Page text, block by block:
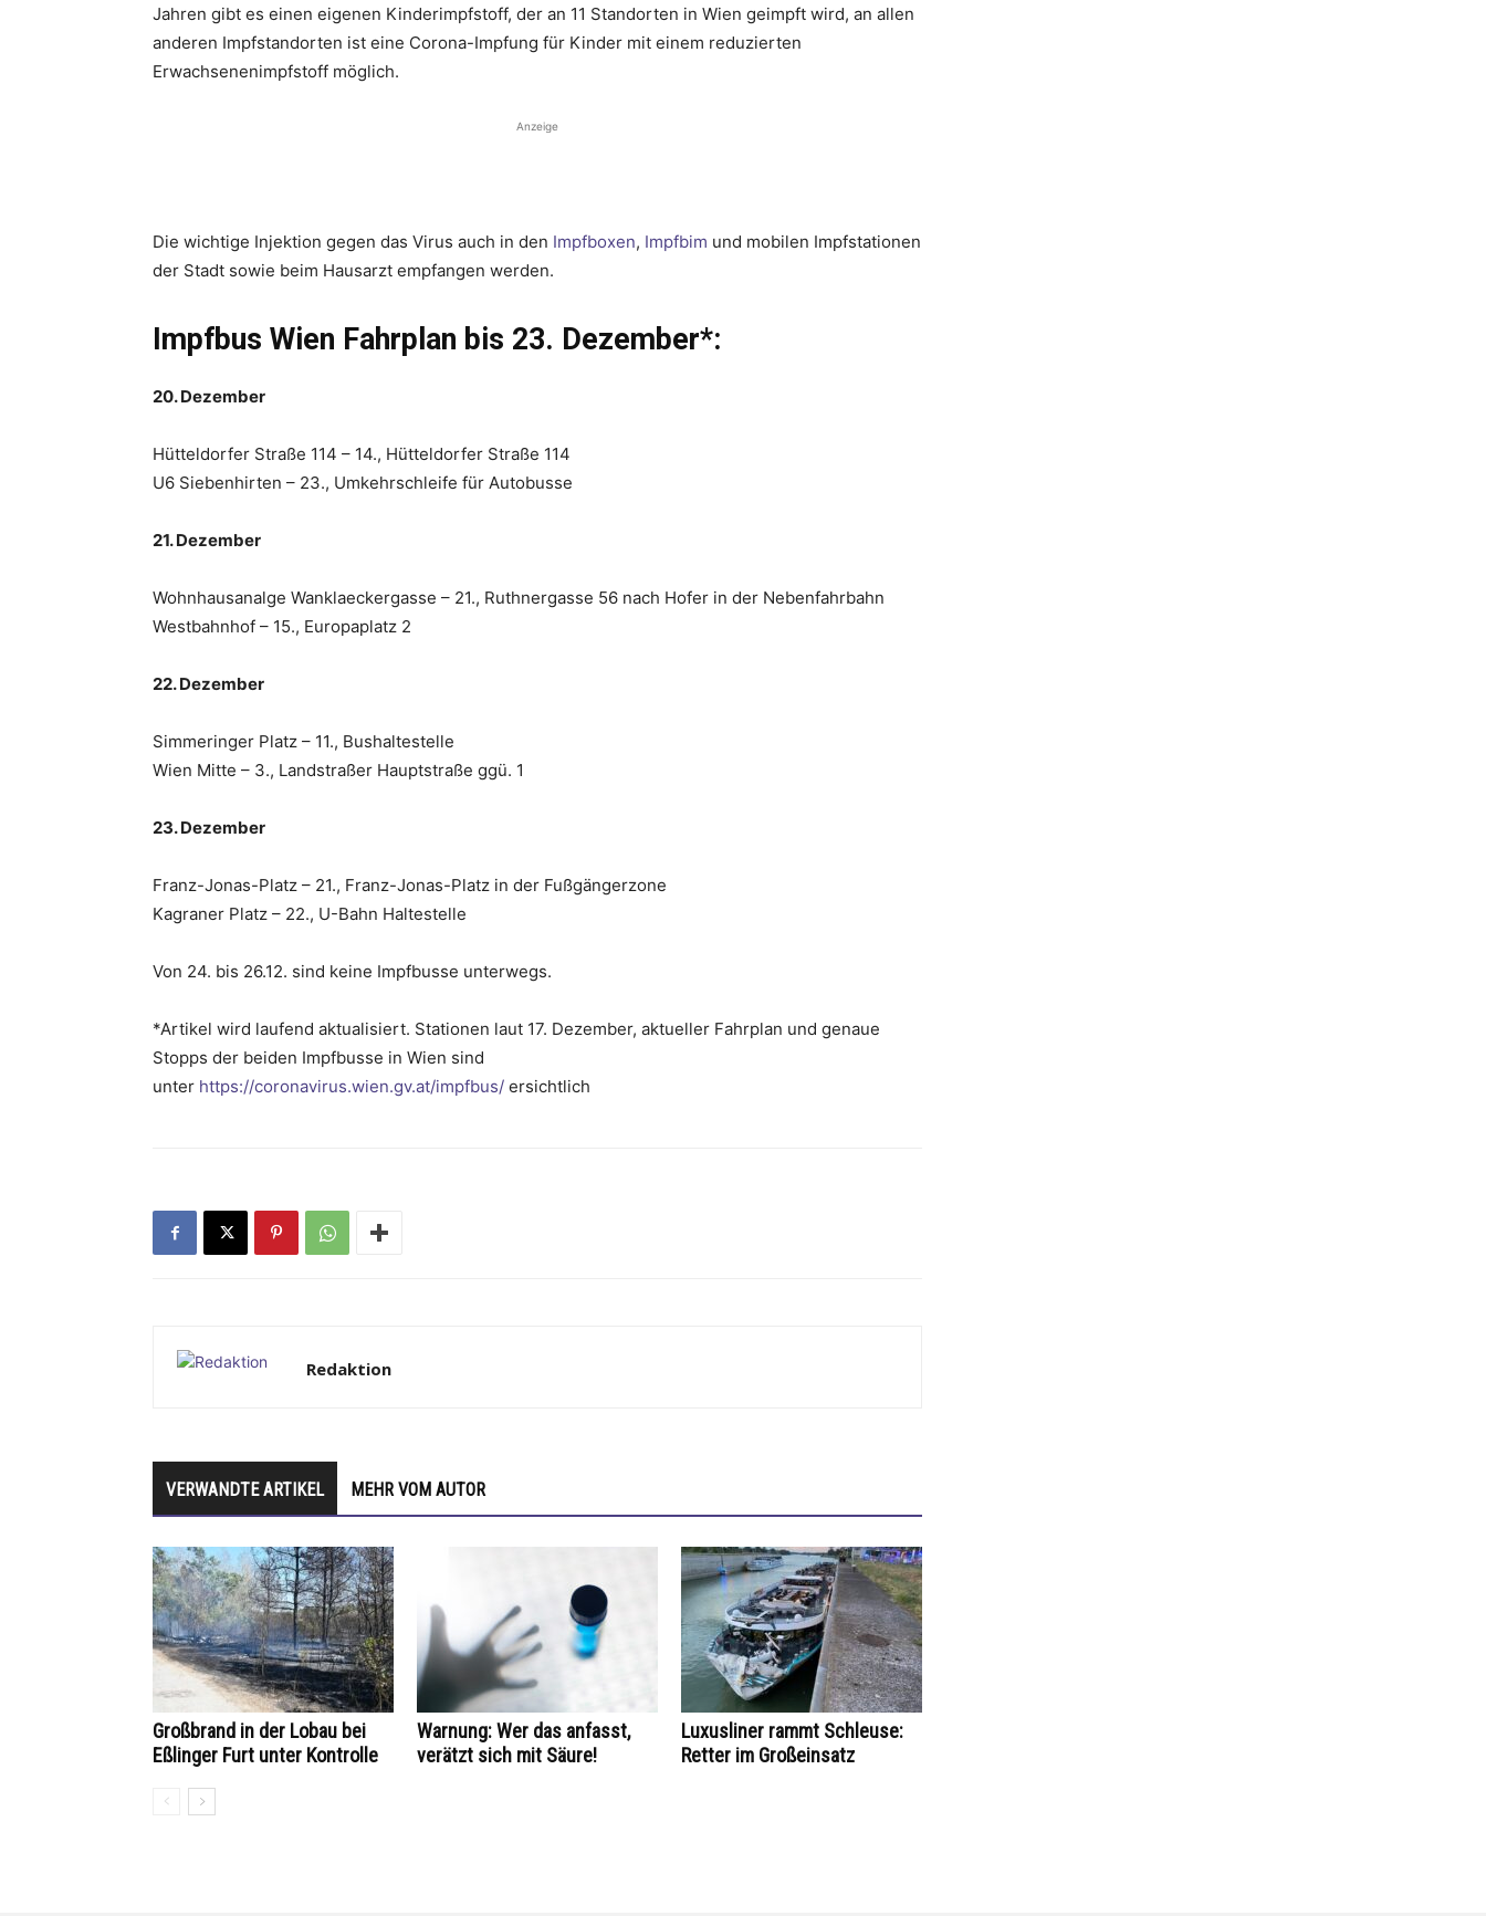
Jahren gibt es einen eigenen Kinderimpfstoff, der an 11 Standorten in Wien geimpft wird, an allen
anderen Impfstandorten ist eine Corona-Impfung für Kinder mit einem reduzierten
Erwachsenenimpfstoff möglich.
Anzeige
Die wichtige Injektion gegen das Virus auch in den Impfboxen, Impfbim und mobilen Impfstationen
der Stadt sowie beim Hausarzt empfangen werden.
Impfbus Wien Fahrplan bis 23. Dezember*:
20. Dezember
Hütteldorfer Straße 114 – 14., Hütteldorfer Straße 114
U6 Siebenhirten – 23., Umkehrschleife für Autobusse
21. Dezember
Wohnhausanalge Wanklaeckergasse – 21., Ruthnergasse 56 nach Hofer in der Nebenfahrbahn
Westbahnhof – 15., Europaplatz 2
22. Dezember
Simmeringer Platz – 11., Bushaltestelle
Wien Mitte – 3., Landstraßer Hauptstraße ggü. 1
23. Dezember
Franz-Jonas-Platz – 21., Franz-Jonas-Platz in der Fußgängerzone
Kagraner Platz – 22., U-Bahn Haltestelle
Von 24. bis 26.12. sind keine Impfbusse unterwegs.
*Artikel wird laufend aktualisiert. Stationen laut 17. Dezember, aktueller Fahrplan und genaue
Stopps der beiden Impfbusse in Wien sind
unter https://coronavirus.wien.gv.at/impfbus/ ersichtlich
Redaktion
VERWANDTE ARTIKEL MEHR VOM AUTOR
Großbrand in der Lobau bei
Eßlinger Furt unter Kontrolle
Warnung: Wer das anfasst,
verätzt sich mit Säure!
Luxusliner rammt Schleuse:
Retter im Großeinsatz